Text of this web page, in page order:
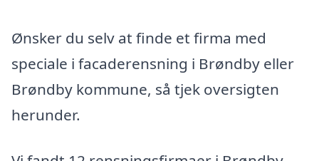
Ønsker du selv at finde et firma med
speciale i facaderensning i Brøndby eller
Brøndby kommune, så tjek oversigten
herunder.